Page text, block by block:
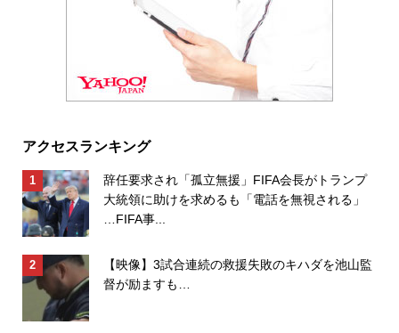
アクセスランキング
辞任要求され「孤立無援」FIFA会長がトランプ
大統領に助けを求めるも「電話を無視される」
…FIFA事...
【映像】3試合連続の救援失敗のキハダを池山監
督が励ますも…